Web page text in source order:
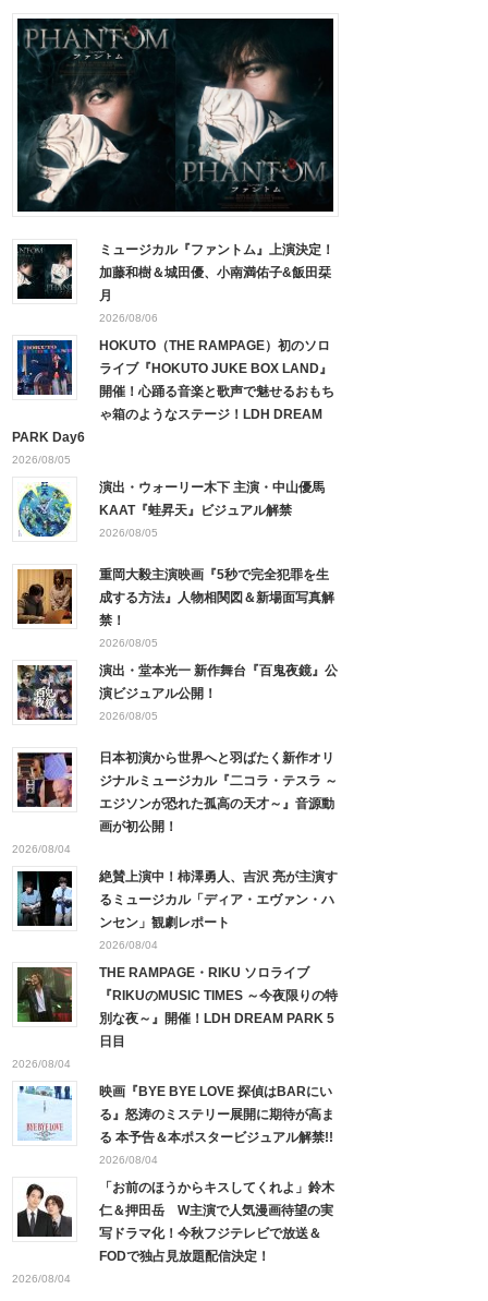
ミュージカル『ファントム』上演決定！
加藤和樹＆城田優、小南満佑子&飯田栞
月
2026/08/06
HOKUTO（THE RAMPAGE）初のソロ
ライブ『HOKUTO JUKE BOX LAND』
開催！心踊る音楽と歌声で魅せるおもち
ゃ箱のようなステージ！LDH DREAM
PARK Day6
2026/08/05
演出・ウォーリー木下 主演・中山優馬
KAAT『蛙昇天』ビジュアル解禁
2026/08/05
重岡大毅主演映画『5秒で完全犯罪を生
成する方法』人物相関図＆新場面写真解
禁！
2026/08/05
演出・堂本光一 新作舞台『百鬼夜鏡』公
演ビジュアル公開！
2026/08/05
日本初演から世界へと羽ばたく新作オリ
ジナルミュージカル『二コラ・テスラ ～
エジソンが恐れた孤高の天才～』音源動
画が初公開！
2026/08/04
絶賛上演中！柿澤勇人、吉沢 亮が主演す
るミュージカル「ディア・エヴァン・ハ
ンセン」観劇レポート
2026/08/04
THE RAMPAGE・RIKU ソロライブ
『RIKUのMUSIC TIMES ～今夜限りの特
別な夜～』開催！LDH DREAM PARK 5
日目
2026/08/04
映画『BYE BYE LOVE 探偵はBARにい
る』怒涛のミステリー展開に期待が高ま
る 本予告＆本ポスタービジュアル解禁!!
2026/08/04
「お前のほうからキスしてくれよ」鈴木
仁＆押田岳 W主演で人気漫画待望の実
写ドラマ化！今秋フジテレビで放送＆
FODで独占見放題配信決定！
2026/08/04